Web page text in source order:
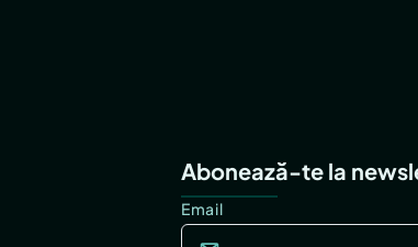
Abonează-te la
Email